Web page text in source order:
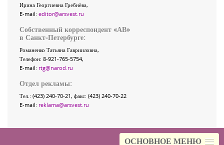
ОСНОВНОЕ МЕНЮ
Ирина Георгиевна Гребнёва,
E-mail: editor@arsvest.ru
Собственный корреспондент «АВ»
в Санкт-Петербурге:
Романенко Татьяна Гаврииловна,
Телефон: 8-921-765-5754,
E-mail: rtg@narod.ru
Отдел рекламы:
Тел.: (423) 240-70-21, факс: (423) 240-70-22
E-mail: reklama@arsvest.ru